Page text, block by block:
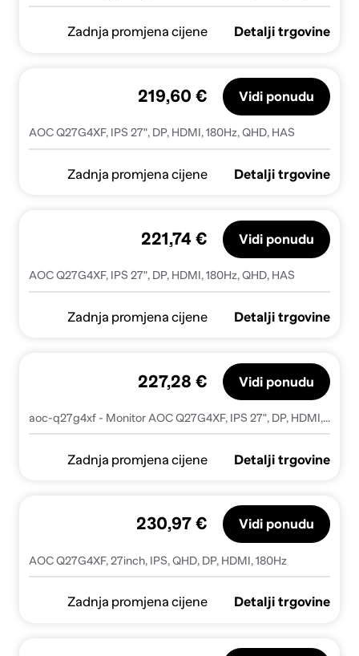
Zadnja promjena cijene Detalji trgovine
AOC Q27G4XF, IPS 27", DP, HDMI, 180Hz, QHD, HAS
219,60 € Vidi ponudu
Zadnja promjena cijene Detalji trgovine
AOC Q27G4XF, IPS 27", DP, HDMI, 180Hz, QHD, HAS
221,74 € Vidi ponudu
Zadnja promjena cijene Detalji trgovine
aoc-q27g4xf - Monitor AOC Q27G4XF, IPS 27", DP, HDMI, 180Hz, QHD, HAS, Q27G4XF - Q27G4XF
227,28 € Vidi ponudu
Zadnja promjena cijene Detalji trgovine
AOC Q27G4XF, 27inch, IPS, QHD, DP, HDMI, 180Hz
230,97 € Vidi ponudu
Zadnja promjena cijene Detalji trgovine